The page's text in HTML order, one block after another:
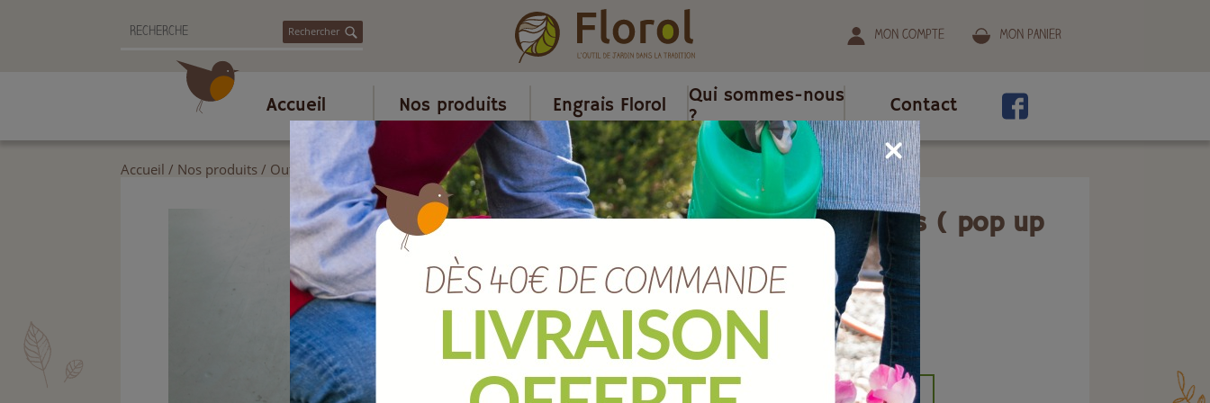
Rechercher Mon compte Mon panier
Accueil Nos produits Engrais Florol
Qui sommes-nous
?
Contact
Accueil / Nos produits / Outils de jardin/ /Sac à ressort 260 litres ( pop up ).
Sac à ressort 260 litres ( pop up
J11743
EAN :4047883024705
Quantité :